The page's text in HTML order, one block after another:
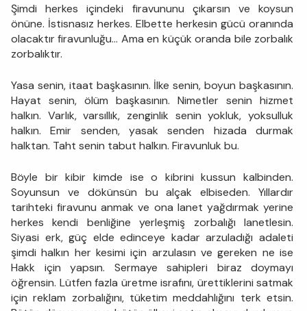
Şimdi herkes içindeki firavununu çıkarsın ve koysun
önüne. İstisnasız herkes. Elbette herkesin gücü oranında
olacaktır firavunluğu... Ama en küçük oranda bile zorbalık
zorbalıktır.
Yasa senin, itaat başkasının. İlke senin, boyun başkasının.
Hayat senin, ölüm başkasının. Nimetler senin hizmet
halkın. Varlık, varsıllık, zenginlik senin yokluk, yoksulluk
halkın. Emir senden, yasak senden hizada durmak
halktan. Taht senin tabut halkın. Firavunluk bu.
Böyle bir kibir kimde ise o kibrini kussun kalbinden.
Soyunsun ve dökünsün bu alçak elbiseden. Yıllardır
tarihteki firavunu anmak ve ona lanet yağdırmak yerine
herkes kendi benliğine yerleşmiş zorbalığı lanetlesin.
Siyasi erk, güç elde edinceye kadar arzuladığı adaleti
şimdi halkın her kesimi için arzulasın ve gereken ne ise
Hakk için yapsın. Sermaye sahipleri biraz doymayı
öğrensin. Lütfen fazla üretme israfını, ürettiklerini satmak
için reklam zorbalığını, tüketim meddahlığını terk etsin.